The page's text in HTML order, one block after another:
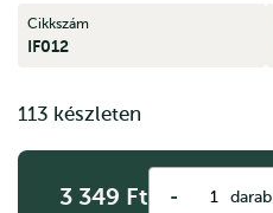
Cikkszám
IF012
113 készleten
3 349 Ft - darab